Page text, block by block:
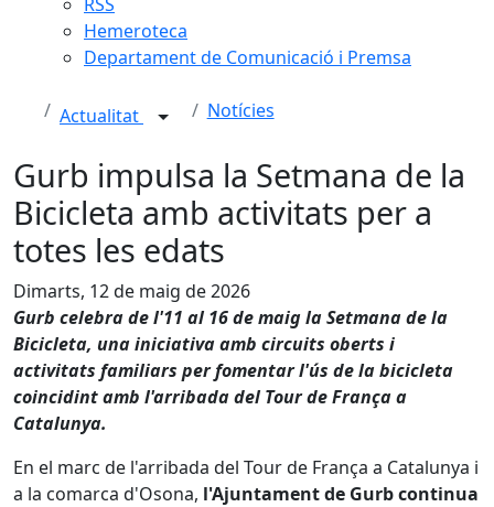
Hemeroteca
Departament de Comunicació i Premsa
Actualitat Notícies
Gurb impulsa la Setmana de la
Bicicleta amb activitats per a
totes les edats
Dimarts, 12 de maig de 2026
Gurb celebra de l'11 al 16 de maig la Setmana de la
Bicicleta, una iniciativa amb circuits oberts i
activitats familiars per fomentar l'ús de la bicicleta
coincidint amb l'arribada del Tour de França a
Catalunya.
En el marc de l'arribada del Tour de França a Catalunya i
a la comarca d'Osona, l'Ajuntament de Gurb continua